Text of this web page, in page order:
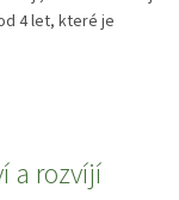
4 let, které je
a rozvíjí